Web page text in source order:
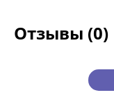
Отзывы (0)